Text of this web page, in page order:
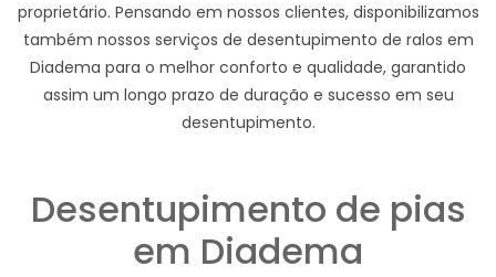
proprietário. Pensando em nossos clientes, disponibilizamos
também nossos serviços de desentupimento de ralos em
Diadema para o melhor conforto e qualidade, garantido
assim um longo prazo de duração e sucesso em seu
desentupimento.
Desentupimento de pias
em Diadema